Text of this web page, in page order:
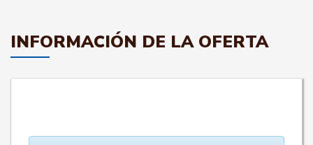
INFORMACIÓN DE LA OFERTA